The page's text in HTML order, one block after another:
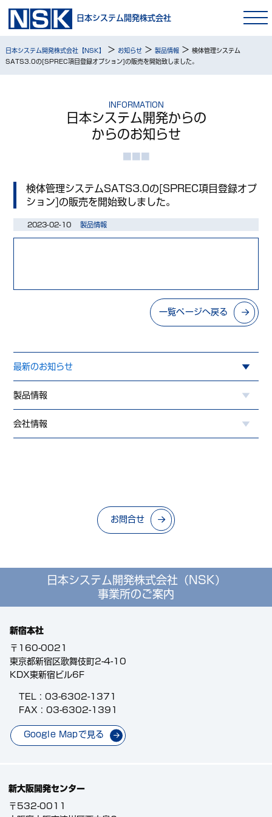
日本システム開発株式会社
日本システム開発株式会社【NSK】 > お知らせ> 製品情報> 検体管理システム
SATS3.0の[SPREC項目登録オプション]の販売を開始致しました。
INFORMATION
日本システム開発からの
からのお知らせ
最新のお知らせ
製品情報
会社情報
検体管理システムSATS3.0の[SPREC項目登録オプ
ション]の販売を開始致しました。
2023-02-10 製品情報
一覧ページへ戻る
お問合せ
日本システム開発株式会社（NSK）
事業所のご案内
新宿本社
〒160-0021
東京都新宿区歌舞伎町2-4-10
KDX東新宿ビル6F
TEL : 03-6302-1371
FAX : 03-6302-1391
Google Mapで見る
新大阪開発センター
〒532-0011